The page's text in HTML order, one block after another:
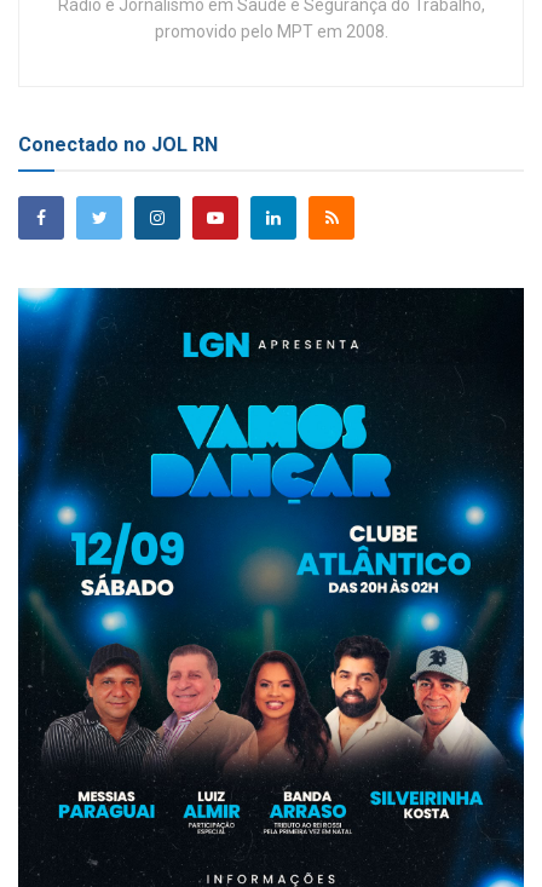
Rádio e Jornalismo em Saúde e Segurança do Trabalho,
promovido pelo MPT em 2008.
Conectado no JOL RN